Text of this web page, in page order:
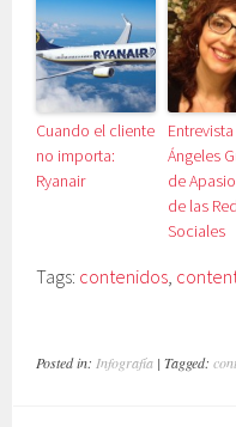
Cuando el cliente
no importa:
Ryanair
Entrevista
Ángeles
de
de las
Sociales
Tags: contenidos,
Posted in: Infografía | Tagged: